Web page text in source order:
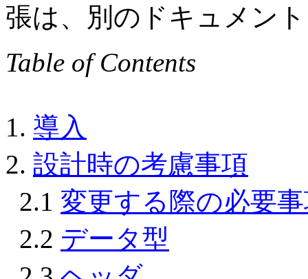
張は、別のドキュメン
Table of Contents
1. 導入
2. 設計時の考慮事項
2.1 変更する際の必要
2.2 データ型